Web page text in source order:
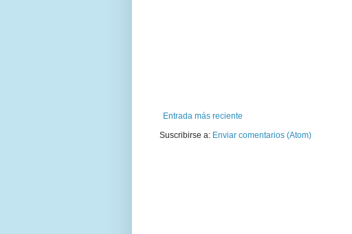
Entrada más reciente
Suscribirse a: Enviar comentarios (Atom)